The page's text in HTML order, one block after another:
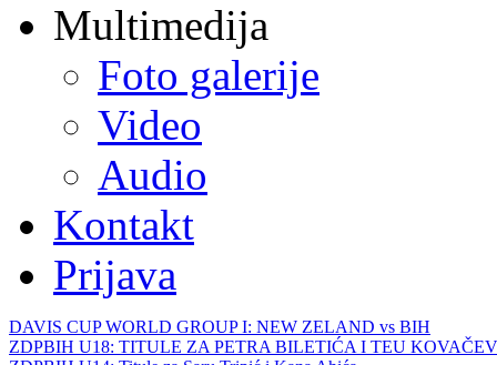
Multimedija
Foto galerije
Video
Audio
Kontakt
Prijava
DAVIS CUP WORLD GROUP I: NEW ZELAND vs BIH
ZDPBIH U18: TITULE ZA PETRA BILETIĆA I TEU